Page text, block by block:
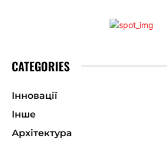
CATEGORIES
Інновації
Інше
Архітектура